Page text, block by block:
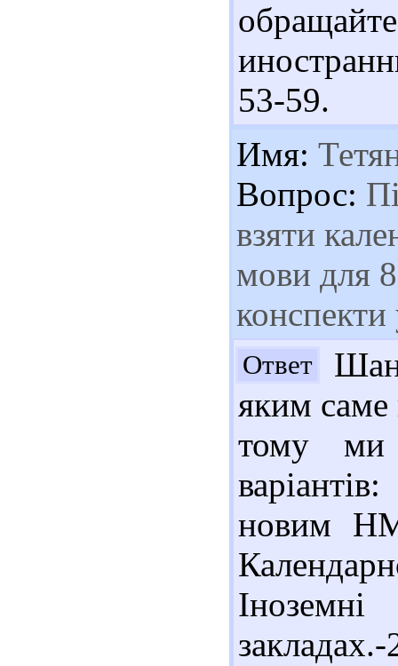
53-59.
Имя:
Вопрос:
взяти
мови для
конспекти
Ответ
яким
тому ми
новим